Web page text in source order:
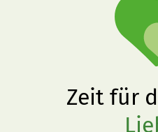
Zeit für